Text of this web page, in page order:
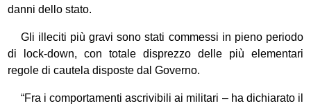
danni dello stato.
Gli illeciti più gravi sono stati commessi in pieno periodo
di lock-down, con totale disprezzo delle più elementari
regole di cautela disposte dal Governo.
“Fra i comportamenti ascrivibili ai militari – ha dichiarato il